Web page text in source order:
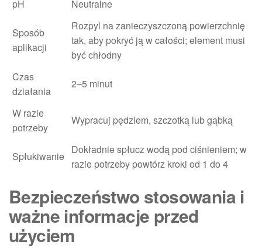
pH
Neutralne
Sposób
aplikacji
Rozpyl na zanieczyszczoną powierzchnię
tak, aby pokryć ją w całości; element musi
być chłodny
Czas
działania
2–5 minut
W razie
potrzeby
Wypracuj pędzlem, szczotką lub gąbką
Spłukiwanie
Dokładnie spłucz wodą pod ciśnieniem; w
razie potrzeby powtórz kroki od 1 do 4
Bezpieczeństwo stosowania i
ważne informacje przed
użyciem